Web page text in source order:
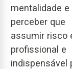
mentalidade e
perceber que
assumir risco
profissional e
indispensável